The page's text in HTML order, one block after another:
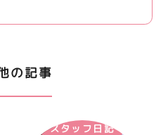
の記事
スタッフ日記